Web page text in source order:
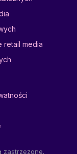
retail media
zastrzezone.